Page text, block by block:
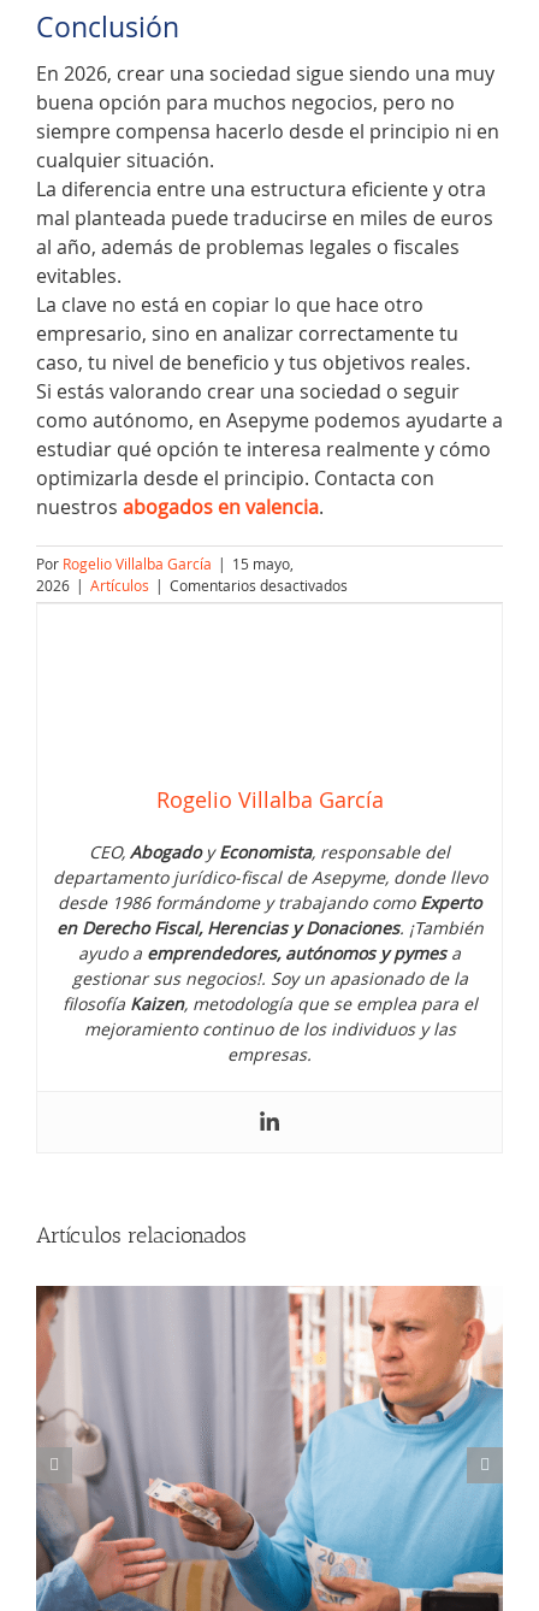
Conclusión
En 2026, crear una sociedad sigue siendo una muy
buena opción para muchos negocios, pero no
siempre compensa hacerlo desde el principio ni en
cualquier situación.
La diferencia entre una estructura eficiente y otra
mal planteada puede traducirse en miles de euros
al año, además de problemas legales o fiscales
evitables.
La clave no está en copiar lo que hace otro
empresario, sino en analizar correctamente tu
caso, tu nivel de beneficio y tus objetivos reales.
Si estás valorando crear una sociedad o seguir
como autónomo, en Asepyme podemos ayudarte a
estudiar qué opción te interesa realmente y cómo
optimizarla desde el principio. Contacta con
nuestros abogados en valencia.
Por Rogelio Villalba García | 15 mayo,
2026 | Artículos | Comentarios desactivados
Crear
que
autónomo?
Rogelio Villalba García
CEO, AbogadoyEconomista, responsable del
departamento jurídico-fiscal de Asepyme, donde llevo
desde 1986 formándome y trabajando como Experto
en Derecho Fiscal, Herencias y Donaciones. ¡También
ayudo a emprendedores, autónomos y pymesa
gestionar sus negocios!. Soy un apasionado de la
filosofía Kaizen, metodología que se emplea para el
mejoramiento continuo de los individuos y las
empresas.
Artículos relacionados
Si tus padres te dieron dinero para
comprar una vivienda